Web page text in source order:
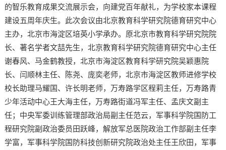
的智乐教育成果交流展示会，向建党百年献礼，为学校家本课程
建设五周年庆生。此次会议由北京教育科学研究院德育研究中心
主办，北京市海淀区培英小学承办。原北京市教育科学研究院院
长、著名学者文喆先生，北京教育科学研究院德育研究中心主任
谢春风、马金鹤教授，北京市海淀区教育科学研究院吴颖惠院
长、闫顺林主任、陈尧、庞奕老师，北京市海淀区教师进修学校
校长助理马耀国、许长明老师，万寿路学区程莉主任，万寿路青
少年活动中心王大海主任，万寿路街道冯军主任、孟庆文副主
任；中央军委训练管理部政治局副主任范云，军事科学院国防工
程研究院副政治委员田跃峰，解放军总医院政治工作部副主任李
学富，军事科学院国防科技创新研究院政治处主任王欣田，军事